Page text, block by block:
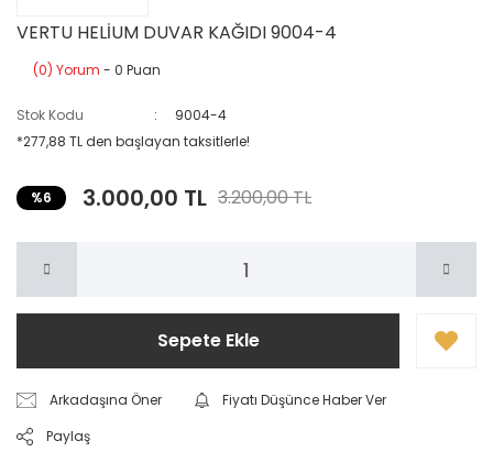
VERTU HELİUM DUVAR KAĞIDI 9004-4
(0) Yorum - 0 Puan
Stok Kodu
9004-4
*277,88 TL den başlayan taksitlerle!
%6 3.000,00 TL 3.200,00 TL
Sepete Ekle
Arkadaşına Öner
Fiyatı Düşünce Haber Ver
Paylaş